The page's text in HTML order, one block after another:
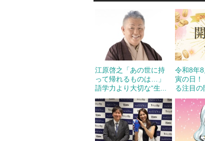
江原啓之「あの世に持
って帰れるものは…」
語学力より大切な“生...
令和8年
寅の日！
る注目の